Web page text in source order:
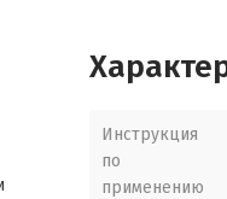
Инструкция
по
применению